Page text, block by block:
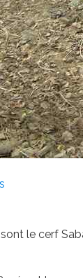
le cerf